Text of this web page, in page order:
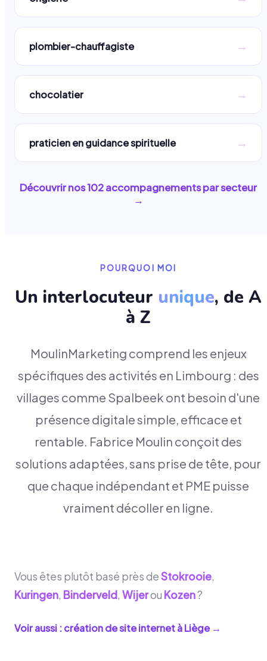
plombier-chauffagiste →
chocolatier →
praticien en guidance spirituelle →
Découvrir nos102accompagnements par secteur
→
POURQUOI MOI
Un interlocuteur unique, de A
à Z
MoulinMarketing comprend les enjeux
spécifiques des activités en Limbourg : des
villages comme Spalbeek ont besoin d'une
présence digitale simple, efficace et
rentable. Fabrice Moulin conçoit des
solutions adaptées, sans prise de tête, pour
que chaque indépendant et PME puisse
vraiment décoller en ligne.
Vous êtes plutôt basé près deStokrooie,
Kuringen, Binderveld, Wijerou Kozen?
Voir aussi : création de site internet àLiège→